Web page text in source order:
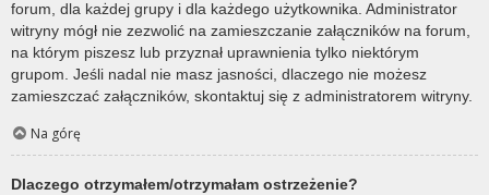
forum, dla każdej grupy i dla każdego użytkownika. Administrator
witryny mógł nie zezwolić na zamieszczanie załączników na forum,
na którym piszesz lub przyznał uprawnienia tylko niektórym
grupom. Jeśli nadal nie masz jasności, dlaczego nie możesz
zamieszczać załączników, skontaktuj się z administratorem witryny.
Na górę
Dlaczego otrzymałem/otrzymałam ostrzeżenie?